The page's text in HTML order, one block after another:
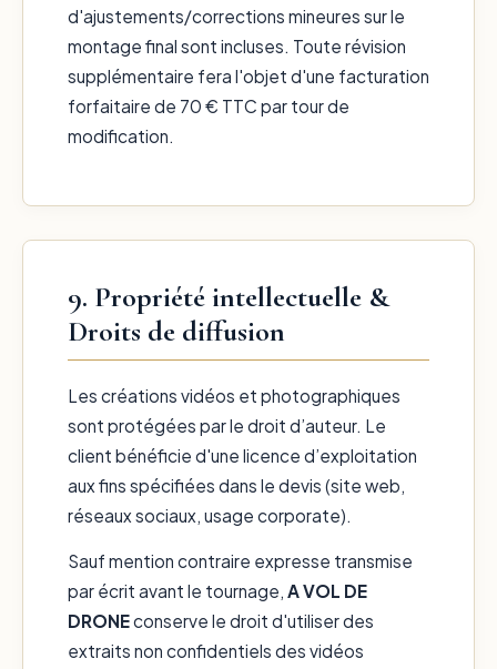
d'ajustements/corrections mineures sur le
montage final sont incluses. Toute révision
supplémentaire fera l'objet d'une facturation
forfaitaire de 70 € TTC par tour de
modification.
9. Propriété intellectuelle &
Droits de diffusion
Les créations vidéos et photographiques
sont protégées par le droit d’auteur. Le
client bénéficie d'une licence d’exploitation
aux fins spécifiées dans le devis (site web,
réseaux sociaux, usage corporate).
Sauf mention contraire expresse transmise
par écrit avant le tournage, A VOL DE
DRONEconserve le droit d'utiliser des
extraits non confidentiels des vidéos